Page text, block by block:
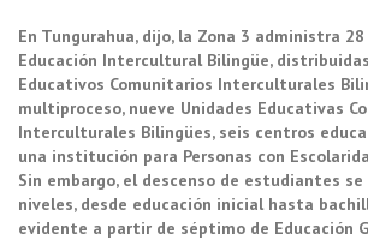
En Tungurahua, dijo, la Zona 3 administra
Educación Intercultural Bilingüe,
Educativos Comunitarios Interculturales
multiproceso, nueve Unidades Educativas
Interculturales Bilingües, seis centros
una institución para Personas con
Sin embargo, el descenso de estudiantes
niveles, desde educación inicial hasta
evidente a partir de séptimo de Educación